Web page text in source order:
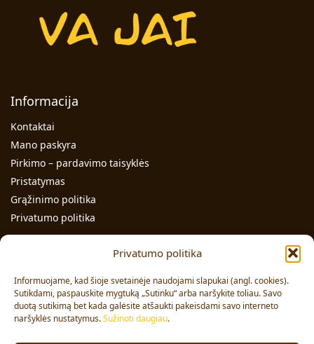
Privatumo politika
Informuojame, kad šioje svetainėje naudojami slapukai (angl. cookies).
Sutikdami, paspauskite mygtuką „Sutinku“ arba naršykite toliau. Savo
duotą sutikimą bet kada galėsite atšaukti pakeisdami savo interneto
naršyklės nustatymus.Sužinoti daugiau.
Informacija
Kontaktai
Mano paskyra
Pirkimo – pardavimo taisyklės
Pristatymas
Grąžinimo politika
Privatumo politika
Individualios veiklos pažymos Nr.: 991331
Adresas: Volungės g. 23-18, LT-63176, Alytus
Pardavimai:+370 608 91 653
Užsakymai:+370 678 36 453